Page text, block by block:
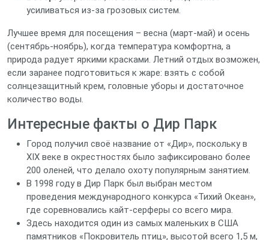
усиливаться из‑за грозовых систем.
Лучшее время для посещения – весна (март‑май) и осень
(сентябрь‑ноябрь), когда температура комфортна, а
природа радует яркими красками. Летний отдых возможен,
если заранее подготовиться к жаре: взять с собой
солнцезащитный крем, головные уборы и достаточное
количество воды.
Интересные факты о Дир Парк
Город получил своё название от «Дир», поскольку в
XIX веке в окрестностях было зафиксировано более
200 оленей, что делало охоту популярным занятием.
В 1998 году в Дир Парк был выбран местом
проведения международного конкурса «Тихий Океан»,
где соревновались кайт‑серферы со всего мира.
Здесь находится один из самых маленьких в США
памятников «Покровитель птиц», высотой всего 1,5 м,